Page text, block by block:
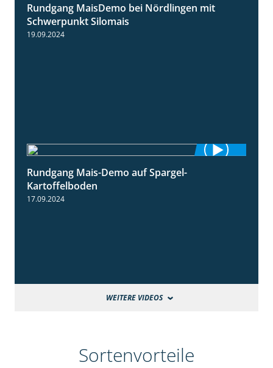
10:51
Rundgang MaisDemo bei Nördlingen mit
Schwerpunkt Silomais
19.09.2024
Rundgang Mais-Demo auf Spargel-
Kartoffelboden
17.09.2024
WEITERE VIDEOS
Sortenvorteile